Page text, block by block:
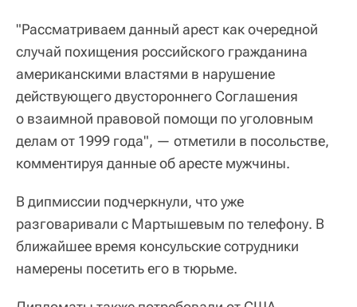
"Рассматриваем данный арест как очередной
случай похищения российского гражданина
американскими властями в нарушение
действующего двустороннего Соглашения
о взаимной правовой помощи по уголовным
делам от 1999 года", — отметили в посольстве,
комментируя данные об аресте мужчины.
В дипмиссии подчеркнули, что уже
разговаривали с Мартышевым по телефону. В
ближайшее время консульские сотрудники
намерены посетить его в тюрьме.